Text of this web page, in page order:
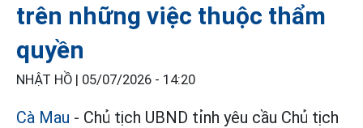
trên những việc thuộc thẩm
quyền
NHẬT HỒ | 05/07/2026 - 14:20
Cà Mau - Chủ tịch UBND tỉnh yêu cầu Chủ tịch